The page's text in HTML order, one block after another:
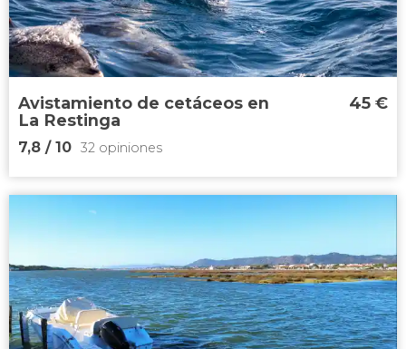
Bucea por primera vez
Avistamiento de cetáceos en
La Restinga
7,8 / 10 32 opiniones
45 €
7,8


32 opiniones
ver delfines y ballenas en su hábitat
natural